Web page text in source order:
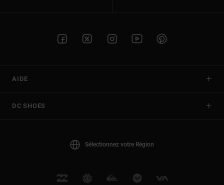
AIDE
DC SHOES
Sélectionnez votre Région